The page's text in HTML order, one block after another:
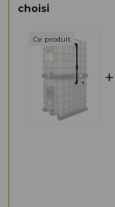
choisi
+